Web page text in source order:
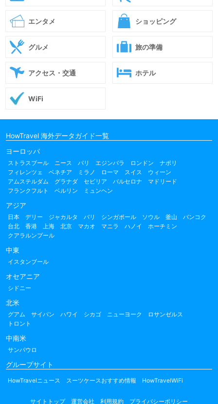
エンタメ ショッピング
グルメ 旅の準備
アクセス・交通 ホテル
WiFi
HowTravel 海外データガイド一覧
ヨーロッパ
ストラスブール ニース パリ エジンバラ ロンドン
ナポリ
フィレンツェ
ベネチア ミラノ ローマ スイス
ウィーン
アムステルダム
グラナダ セビリア バルセロナ
マドリード
フランクフルト
ベルリン ミュンヘン
アジア
日本 デリー ジャカルタ バリ シンガポール ソウル 釜山
バンコク
台北
香港 上海 北京 マカオ マニラ ハノイ
ホーチミン
クアラルンプール
中東
イスタンブール
オセアニア
シドニー
北米
グアム サイパン ハワイ シカゴ ニューヨーク
ロサンゼルス
トロント
中南米
サンパウロ
グループサイト
HowTravelニュース スーツケースおすすめ情報 HowTravelWiFi
サイトトップ 運営会社 利用規約 プライバシーポリシー